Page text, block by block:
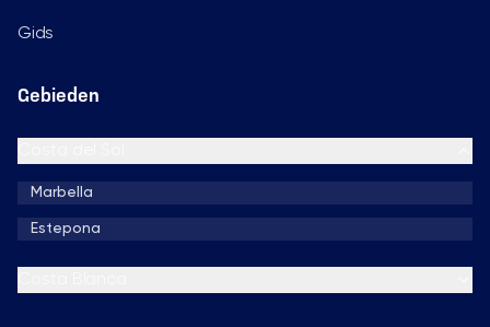
Gids
Gebieden
Marbella
Estepona